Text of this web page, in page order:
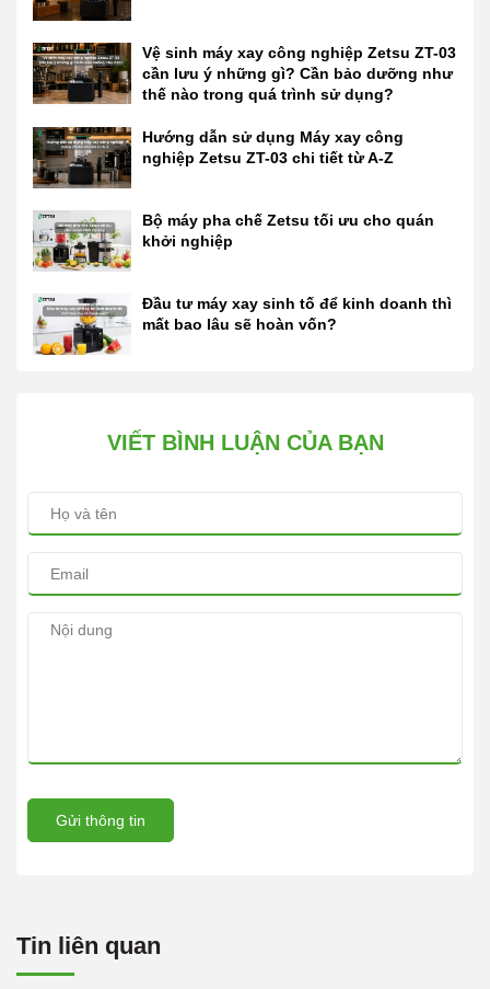
Vệ sinh máy xay công nghiệp Zetsu ZT-03
cần lưu ý những gì? Cần bảo dưỡng như
thế nào trong quá trình sử dụng?
Hướng dẫn sử dụng Máy xay công
nghiệp Zetsu ZT-03 chi tiết từ A-Z
Bộ máy pha chế Zetsu tối ưu cho quán
khởi nghiệp
Đầu tư máy xay sinh tố để kinh doanh thì
mất bao lâu sẽ hoàn vốn?
VIẾT BÌNH LUẬN CỦA BẠN
Gửi thông tin
Tin liên quan